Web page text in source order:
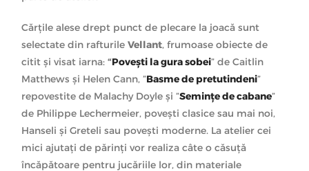
Cărțile alese drept punct de plecare la joacă sunt
selectate din rafturile Vellant, frumoase obiecte de
citit și visat iarna: “Poveşti la gura sobei” de Caitlin
Matthews și Helen Cann, ”Basme de pretutindeni”
repovestite de Malachy Doyle și ”Semințe de cabane”
de Philippe Lechermeier, povești clasice sau mai noi,
Hanseli și Greteli sau povești moderne. La atelier cei
mici ajutați de părinți vor realiza câte o căsuță
încăpătoare pentru jucăriile lor, din materiale